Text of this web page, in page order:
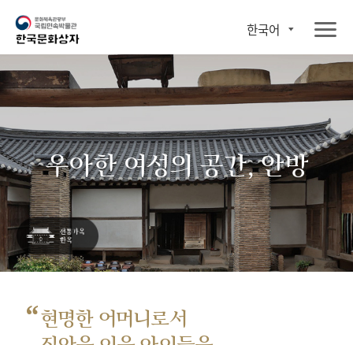
한국어
우아한 여성의 공간, 안방
“현명한 어머니로서